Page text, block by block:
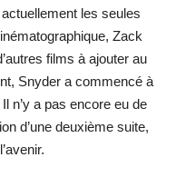
les seules
Zack
films à ajouter au
Snyder a commencé à
Il n’y a pas encore eu de
d’une deuxième suite,